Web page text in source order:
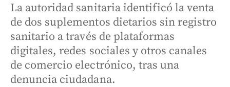
La autoridad sanitaria identificó la venta
de dos suplementos dietarios sin registro
sanitario a través de plataformas
digitales, redes sociales y otros canales
de comercio electrónico, tras una
denuncia ciudadana.